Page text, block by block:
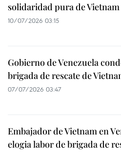
solidaridad pura de Vietnam
10/07/2026 03:15
Gobierno de Venezuela
brigada de rescate de
07/07/2026 03:47
Embajador de Vietnam en
elogia labor de brigada de